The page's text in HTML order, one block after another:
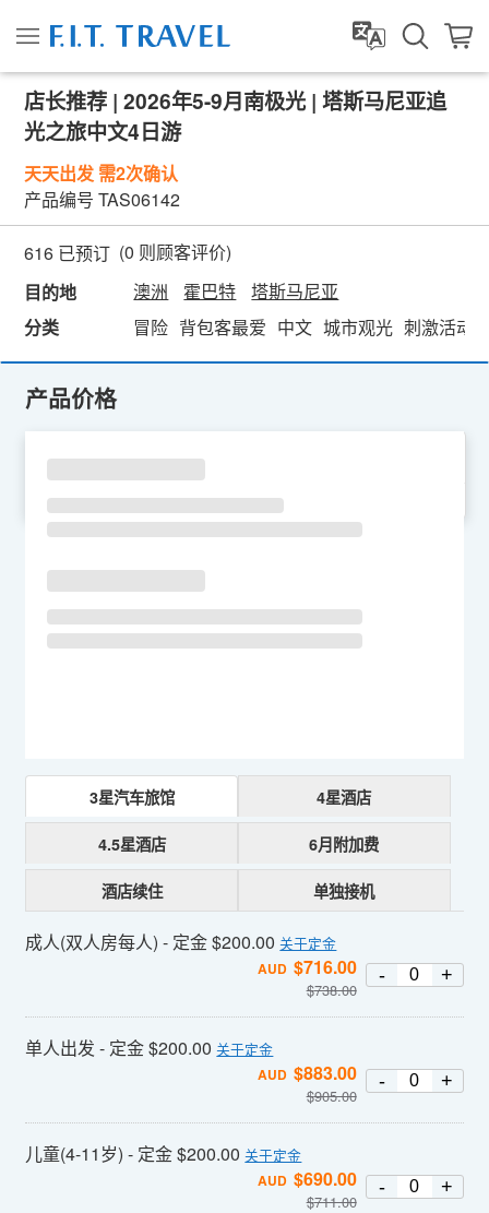
店长推荐 | 2026年5-9月南极光 | 塔斯马尼亚追
光之旅中文4日游
天天出发 需2次确认
产品编号 TAS06142
616 已预订 (0 则顾客评价)
目的地
澳洲 霍巴特
塔斯马尼亚
分类
冒险 背包客最爱 中文 城市观光 刺激活动
产品价格
3星汽车旅馆 4星酒店
4.5星酒店 6月附加费
酒店续住 单独接机
成人(双人房每人) - 定金 $200.00 关于定金
AUD $716.00
$738.00
- +
单人出发 - 定金 $200.00 关于定金
AUD $883.00
$905.00
- +
儿童(4-11岁) - 定金 $200.00 关于定金
AUD $690.00
$711.00
- +